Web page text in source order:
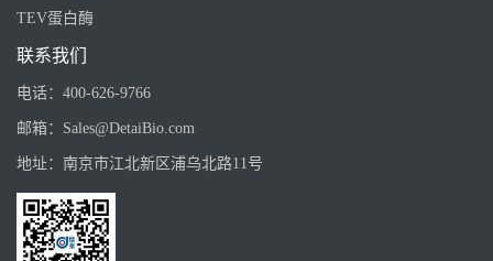
TEV蛋白酶
联系我们
电话： 400-626-9766
邮箱： Sales@DetaiBio.com
地址： 南京市江北新区浦乌北路11号